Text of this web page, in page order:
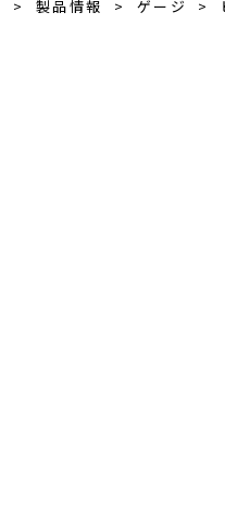
製品情報 ゲージ